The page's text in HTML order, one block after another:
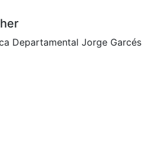
Departamental Jorge Garcés